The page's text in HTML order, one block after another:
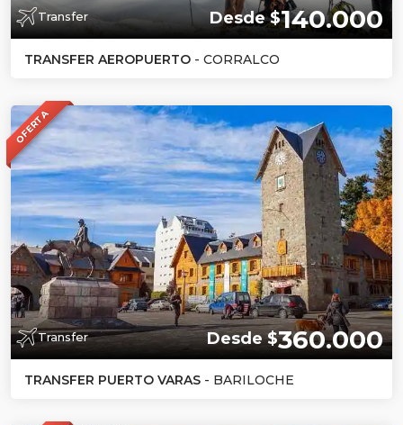
Transfer Desde $140.000
TRANSFER AEROPUERTO - CORRALCO
OFERTA
Transfer Desde $360.000
TRANSFER PUERTO VARAS - BARILOCHE